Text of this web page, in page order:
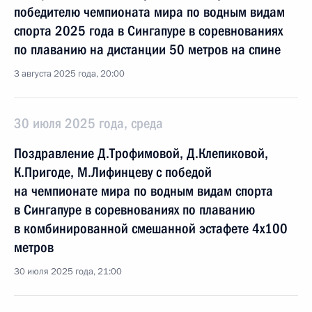
победителю чемпионата мира по водным видам
спорта 2025 года в Сингапуре в соревнованиях
по плаванию на дистанции 50 метров на спине
3 августа 2025 года, 20:00
30 июля 2025 года, среда
Поздравление Д.Трофимовой, Д.Клепиковой,
К.Пригоде, М.Лифинцеву с победой
на чемпионате мира по водным видам спорта
в Сингапуре в соревнованиях по плаванию
в комбинированной смешанной эстафете 4x100
метров
30 июля 2025 года, 21:00